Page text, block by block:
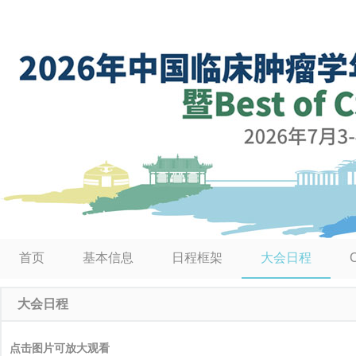
首页 基本信息 日程框架 大会日程
大会日程
点击图片可放大观看